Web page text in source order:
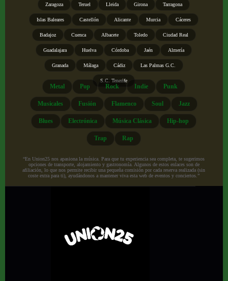
Zaragoza Teruel Lleida Girona Tarragona
Islas Baleares Castellón Alicante Murcia Cáceres
Badajoz Cuenca Albacete Toledo Ciudad Real
Guadalajara Huelva Córdoba Jaén Almería
Granada Málaga Cádiz Las Palmas G.C.
S.C. Tenerife
Metal Pop Rock Indie Punk
Musicales Fusión Flamenco Soul Jazz
Blues Electrónica Música Clásica Hip-hop
Trap Rap
“En Union25 nos apasiona la música. Para que tu experiencia sea completa, te sugerimos
opciones de transporte, alojamiento y gastronomía. Algunos de estos enlaces son de
afiliación, lo que nos permite recibir una pequeña comisión por cada reserva realizada (sin
coste extra para ti), ayudándonos a mantener viva esta web de eventos y conciertos.”